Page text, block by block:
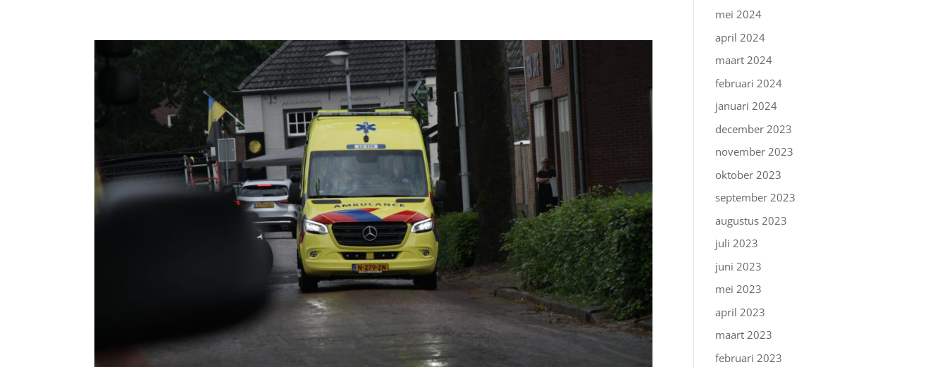
mei 2024
april 2024
maart 2024
februari 2024
januari 2024
december 2023
november 2023
oktober 2023
september 2023
augustus 2023
juli 2023
juni 2023
mei 2023
april 2023
maart 2023
februari 2023